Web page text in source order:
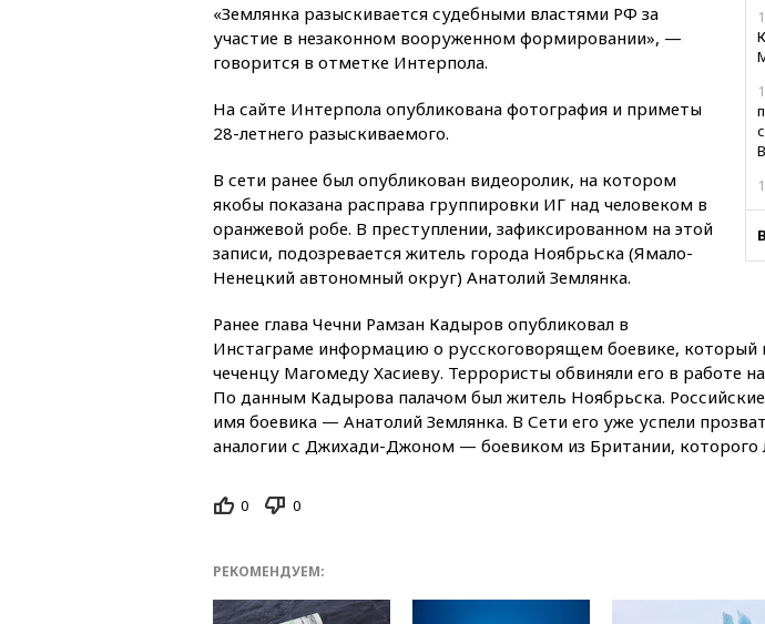
«Землянка разыскивается судебными властями РФ за
участие в незаконном вооруженном формировании», —
говорится в отметке Интерпола.
На сайте Интерпола опубликована фотография и приметы
28-летнего разыскиваемого.
В сети ранее был опубликован видеоролик, на котором
якобы показана расправа группировки ИГ над человеком в
оранжевой робе. В преступлении, зафиксированном на этой
записи, подозревается житель города Ноябрьска (Ямало-
Ненецкий автономный округ) Анатолий Землянка.
Ранее глава Чечни Рамзан Кадыров опубликовал в
Инстаграме информацию о русскоговорящем боевике, который
чеченцу Магомеду Хасиеву. Террористы обвиняли его в работе
По данным Кадырова палачом был житель Ноябрьска.
имя боевика — Анатолий Землянка. В Сети его уже успели
аналогии с Джихади-Джоном — боевиком из Британии, которого
0 0
РЕКОМЕНДУЕМ: